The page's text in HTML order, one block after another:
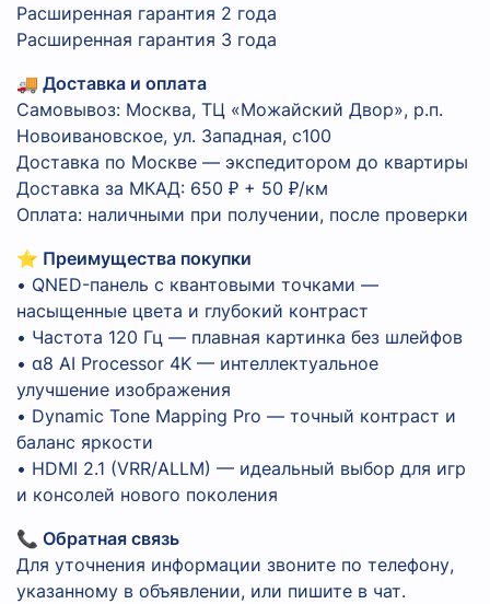
Расширенная гарантия 2 года
Расширенная гарантия 3 года
🚚 Доставка и оплата
Самовывоз: Москва, ТЦ «Можайский Двор», р.п.
Новоивановское, ул. Западная, с100
Доставка по Москве — экспедитором до квартиры
Доставка за МКАД: 650 ₽ + 50 ₽/км
Оплата: наличными при получении, после проверки
⭐ Преимущества покупки
• QNED-панель с квантовыми точками —
насыщенные цвета и глубокий контраст
• Частота 120 Гц — плавная картинка без шлейфов
• α8 AI Processor 4K — интеллектуальное
улучшение изображения
• Dynamic Tone Mapping Pro — точный контраст и
баланс яркости
• HDMI 2.1 (VRR/ALLM) — идеальный выбор для игр
и консолей нового поколения
📞 Обратная связь
Для уточнения информации звоните по телефону,
указанному в объявлении, или пишите в чат.